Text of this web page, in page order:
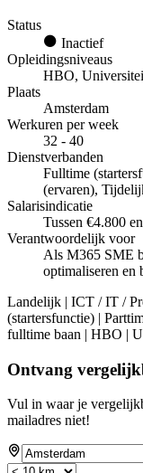
Status
Inactief
Opleidingsniveaus
HBO,
Plaats
Amsterdam
Werkuren per week
32 - 40
Dienstverbanden
Fulltime
(ervaren),
Salarisindicatie
Tussen €4.800
Verantwoordelijk voor
Als M365 SME
optimaliseren en
Landelijk | ICT / IT /
(startersfunctie) |
fulltime baan | HBO |
Ontvang
Vul in waar je
mailadres niet!